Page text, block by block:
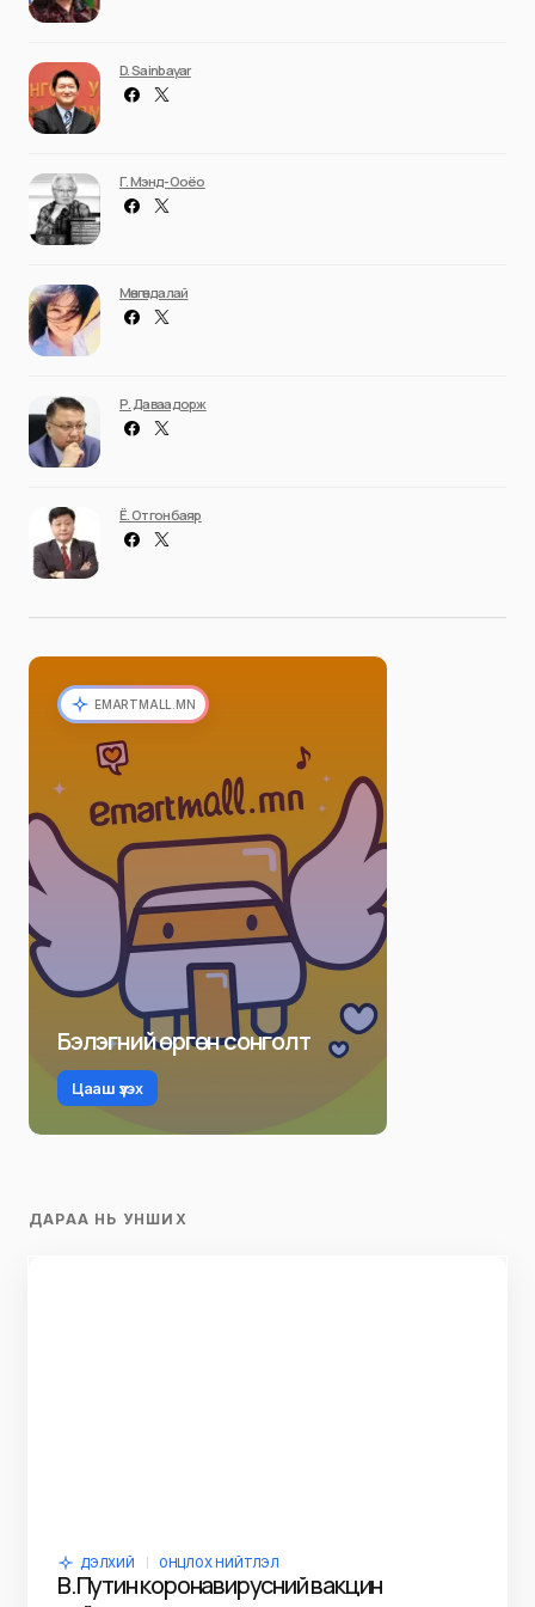
D. Sainbayar
Г. Мэнд-Ооёо
Мөнгөндалай
Р. Даваадорж
Ё. Отгонбаяр
EMARTMALL.MN
Бэлэгний өргөн сонголт
Цааш үзэх
ДАРАА НЬ УНШИХ
ДЭЛХИЙ ОНЦЛОХ НИЙТЛЭЛ
В.Путин коронавирусний вакцин